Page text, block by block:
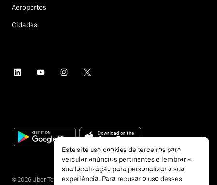
Aeroportos
Cidades
© 2026 Uber Technologies Inc.
Este site usa cookies de terceiros para
veicular anúncios pertinentes e lembrar a
sua localização para personalizar a sua
experiência. Para recusar o uso desses